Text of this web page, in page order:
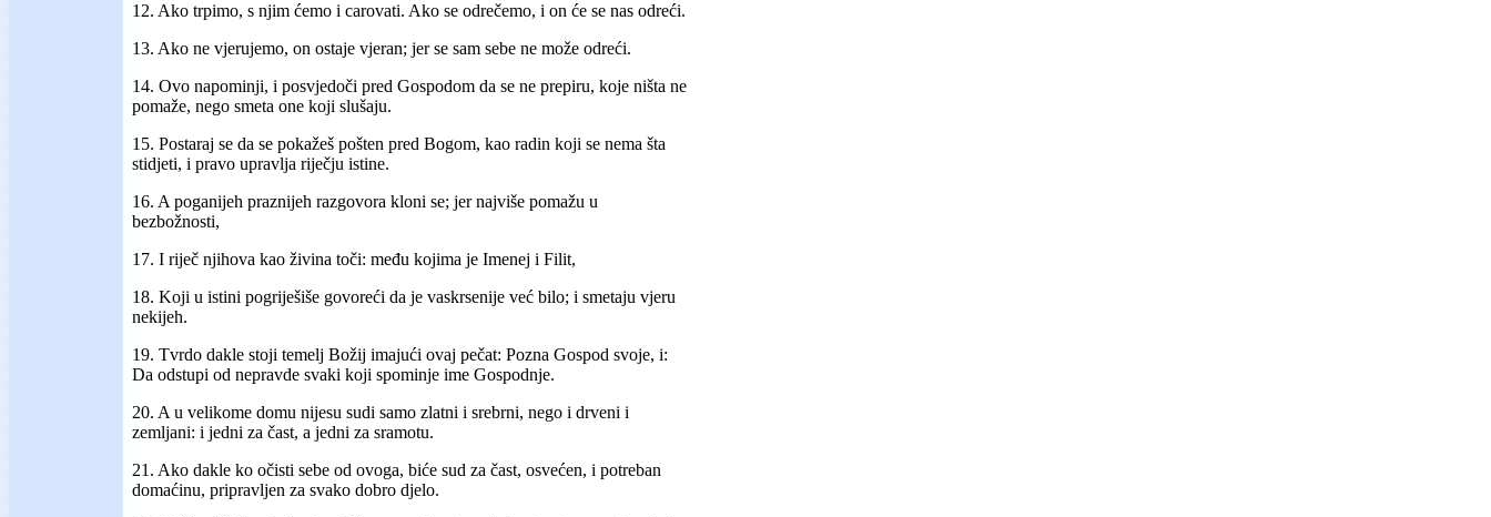
12. Ako trpimo, s njim ćemo i carovati. Ako se odrečemo, i on će se nas odreći.
13. Ako ne vjerujemo, on ostaje vjeran; jer se sam sebe ne može odreći.
14. Ovo napominji, i posvjedoči pred Gospodom da se ne prepiru, koje ništa ne
pomaže, nego smeta one koji slušaju.
15. Postaraj se da se pokažeš pošten pred Bogom, kao radin koji se nema šta
stidjeti, i pravo upravlja riječju istine.
16. A poganijeh praznijeh razgovora kloni se; jer najviše pomažu u
bezbožnosti,
17. I riječ njihova kao živina toči: među kojima je Imenej i Filit,
18. Koji u istini pogriješiše govoreći da je vaskrsenije već bilo; i smetaju vjeru
nekijeh.
19. Tvrdo dakle stoji temelj Božij imajući ovaj pečat: Pozna Gospod svoje, i:
Da odstupi od nepravde svaki koji spominje ime Gospodnje.
20. A u velikome domu nijesu sudi samo zlatni i srebrni, nego i drveni i
zemljani: i jedni za čast, a jedni za sramotu.
21. Ako dakle ko očisti sebe od ovoga, biće sud za čast, osvećen, i potreban
domaćinu, pripravljen za svako dobro djelo.